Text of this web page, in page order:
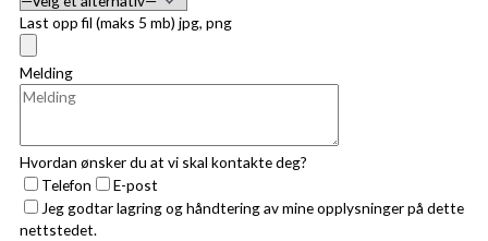
Last opp fil (maks 5 mb) jpg, png
Melding
Hvordan ønsker du at vi skal kontakte deg?
Telefon
E-post
Jeg godtar lagring og håndtering av mine opplysninger på dette
nettstedet.